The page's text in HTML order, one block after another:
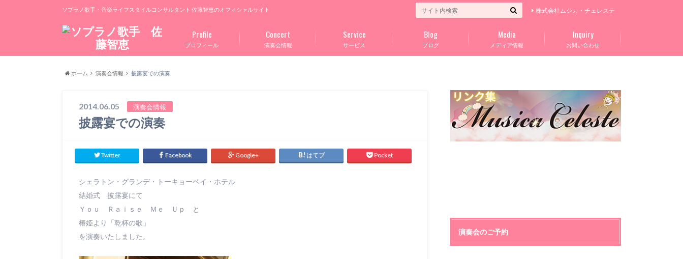
ソプラノ歌手・音楽ライフスタイルコンサルタント 佐藤智恵のオフィシャルサイト 株式会社ムジカ・チェレステ
プロフィール
Profile
演奏会情報
Concert
サービス
Service
ブログ
Blog
メディア情報
Media
お問い合わせ
Inquiry
ホーム 演奏会情報 披露宴での演奏
2014.06.05 演奏会情報
披露宴での演奏
Twitter Facebook Google+ はてブ Pocket
シェラトン・グランデ・トーキョーベイ・ホテル
結婚式 披露宴にて
Ｙｏｕ Ｒａｉｓｅ Ｍｅ Ｕｐ と
椿姫より「乾杯の歌」
を演奏いたしました。
演奏会のご予約